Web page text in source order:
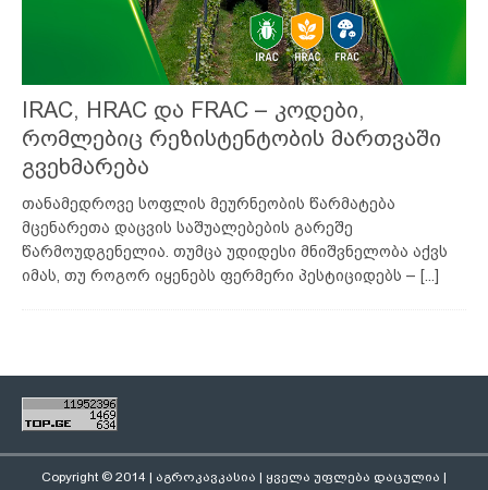
IRAC, HRAC და FRAC – კოდები,
რომლებიც რეზისტენტობის მართვაში
გვეხმარება
თანამედროვე სოფლის მეურნეობის წარმატება
მცენარეთა დაცვის საშუალებების გარეშე
წარმოუდგენელია. თუმცა უდიდესი მნიშვნელობა აქვს
იმას, თუ როგორ იყენებს ფერმერი პესტიციდებს – [...]
Copyright © 2014 | აგროკავკასია | ყველა უფლება დაცულია |